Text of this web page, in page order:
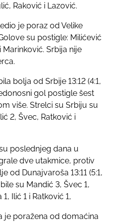
Raković i Lazović.
je poraz od Velike
Golove su postigle: Milićević
Marinković. Srbija nije
bolja od Srbije 13:12 (4:1,
gol postigle šest
više. Strelci su Srbiju su
2, Švec, Ratković i
poslednjeg dana u
dve utakmice, protiv
od Dunajvaroša 13:11 (5:1,
su Mandić 3, Švec 1,
Ilić 1 i Ratković 1,
je poražena od domaćina